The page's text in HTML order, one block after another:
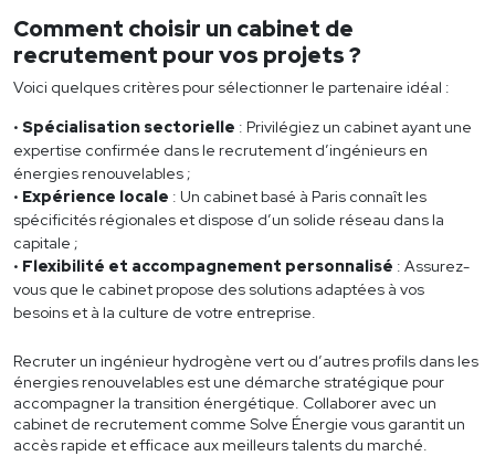
Comment choisir un cabinet de
recrutement pour vos projets ?
Voici quelques critères pour sélectionner le partenaire idéal :
Spécialisation sectorielle : Privilégiez un cabinet ayant une
expertise confirmée dans le recrutement d’ingénieurs en
énergies renouvelables ;
Expérience locale : Un cabinet basé à Paris connaît les
spécificités régionales et dispose d’un solide réseau dans la
capitale ;
Flexibilité et accompagnement personnalisé : Assurez-
vous que le cabinet propose des solutions adaptées à vos
besoins et à la culture de votre entreprise.
Recruter un ingénieur hydrogène vert ou d’autres profils dans les
énergies renouvelables est une démarche stratégique pour
accompagner la transition énergétique. Collaborer avec un
cabinet de recrutement comme Solve Énergie vous garantit un
accès rapide et efficace aux meilleurs talents du marché.